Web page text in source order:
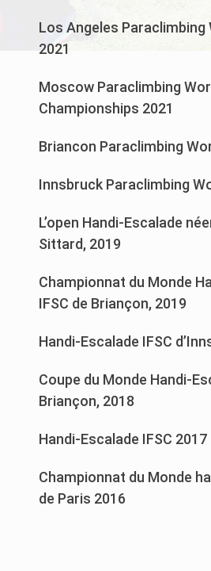
Los Angeles Paraclimbing
2021
Moscow Paraclimbing
Championships 2021
Briancon Paraclimbing
Innsbruck Paraclimbing
L’open Handi-Escalade
Sittard, 2019
Championnat du Monde
IFSC de Briançon, 2019
Handi-Escalade IFSC
Coupe du Monde Handi-
Briançon, 2018
Handi-Escalade IFSC 2017
Championnat du Monde
de Paris 2016